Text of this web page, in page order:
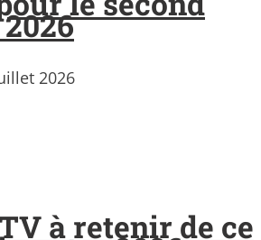
2026
à retenir de ce